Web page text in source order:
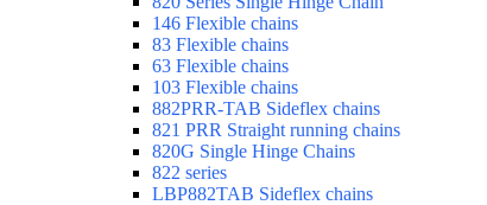
146 Flexible chains
83 Flexible chains
63 Flexible chains
103 Flexible chains
882PRR-TAB Sideflex chains
821 PRR Straight running chains
820G Single Hinge Chains
822 series
LBP882TAB Sideflex chains